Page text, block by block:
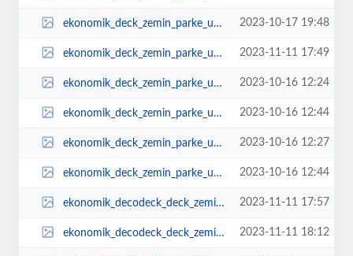
ekonomik_deck_zemin_parke_ucuz_bahe_dmekan_2.jpg 2023-10-17 19:48
ekonomik_deck_zemin_parke_ucuz_bahe_dmekan_kompozit_parke.jpg 2023-11-11 17:49
ekonomik_deck_zemin_parke_ucuz_bahe_dmekan_plastik_ahap.jpg 2023-10-16 12:24
ekonomik_deck_zemin_parke_ucuz_bahe_dmekan_plastik_ahap_1.jpg 2023-10-16 12:44
ekonomik_deck_zemin_parke_ucuz_bahe_dmekan_plastik_ahap_havuz.jpg 2023-10-16 12:27
ekonomik_deck_zemin_parke_ucuz_bahe_dmekan_plastik_ahap_havuz_1.jpg 2023-10-16 12:44
ekonomik_decodeck_deck_zemin_parke_ucuz_bahe_dmekan_kompozit_parke.jpg 2023-11-11 17:57
ekonomik_decodeck_deck_zemin_parke_ucuz_bahe_dmekan_kompozit_parke_1.jpg 2023-11-11 18:12